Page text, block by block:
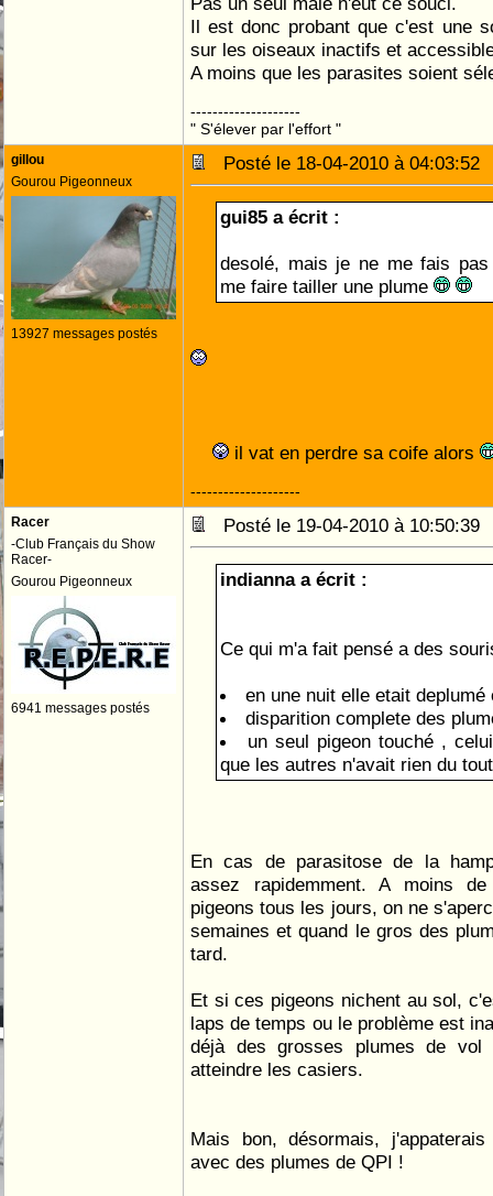
Il est donc probant que c'est une
sur les oiseaux inactifs et
A moins que les parasites soient
--------------------
" S'élever par l'effort "
gillou
Gourou Pigeonneux
13927 messages postés
Posté le 18-04-2010 à
gui85 a écrit :
desolé, mais je ne me fais pas
me faire tailler une plume
il vat en perdre sa coife alors
--------------------
Racer
-Club Français du Show
Racer-
Gourou Pigeonneux
6941 messages postés
Posté le 19-04-2010 à
indianna a écrit :
Ce qui m'a fait pensé a des
en une nuit elle etait deplumé
disparition complete des
un seul pigeon touché ,
que les autres n'avait rien du tout
En cas de parasitose de la
assez rapidemment. A moins
pigeons tous les jours, on ne
semaines et quand le gros des
tard.
Et si ces pigeons nichent au sol,
laps de temps ou le problème est
déjà des grosses plumes de
atteindre les casiers.
Mais bon, désormais,
avec des plumes de QPI !